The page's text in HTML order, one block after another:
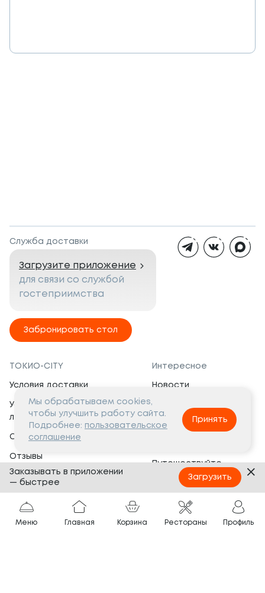
Служба доставки
Загрузите приложение
для связи со службой
гостеприимства
Забронировать стол
ТОКИО-CITY
Условия доставки
Условия программы
лояльности
Сертификаты
Отзывы
Банкеты
Вопросы и ответы
Интересное
Новости
Вакансии
Социальная жизнь
Путешествуйте
с ТОКИО-CITY
Партнёрам
Франшиза
Меню Главная Корзина Рестораны Профиль
Мы обрабатываем cookies,
чтобы улучшить работу сайта.
Подробнее: пользовательское
соглашение
Принять
Заказывать в приложении
— быстрее
Загрузить